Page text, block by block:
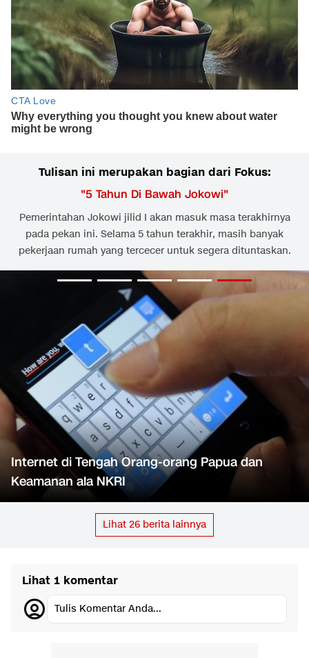
Tulisan ini merupakan bagian dari Fokus:
"5 Tahun Di Bawah Jokowi"
Pemerintahan Jokowi jilid I akan masuk masa terakhirnya
pada pekan ini. Selama 5 tahun terakhir, masih banyak
pekerjaan rumah yang tercecer untuk segera dituntaskan.
Internet di Tengah Orang-orang Papua dan
Keamanan ala NKRI
Lihat 26 berita lainnya
Lihat 1 komentar
Tulis Komentar Anda...